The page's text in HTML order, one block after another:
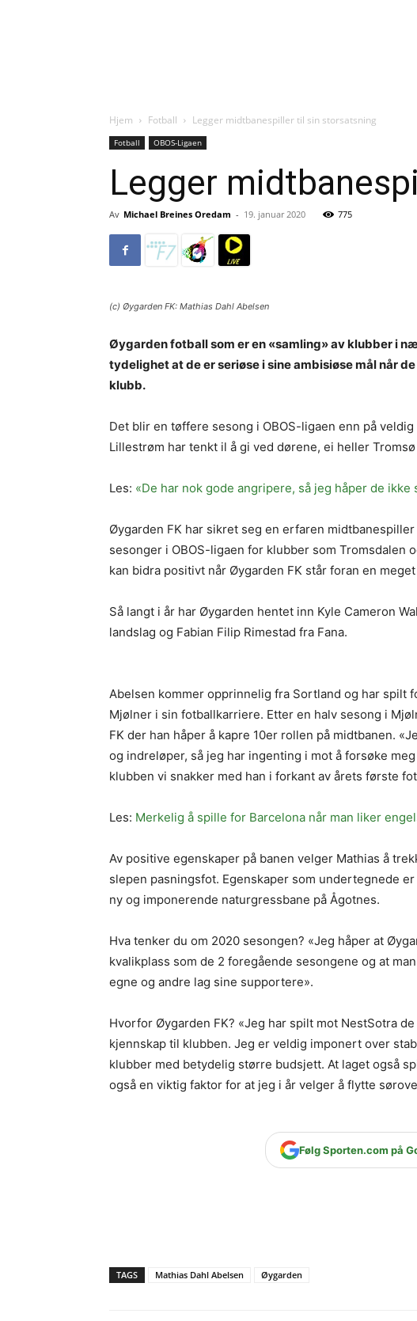
Hjem Fotball Legger midtbanespiller til sin storsatsning
Fotball OBOS-Ligaen
Legger
Av Michael Breines Oredam - 19. januar 2020 775
(c) Øygarden FK: Mathias Dahl Abelsen
Øygarden fotball som er en «samling» av klubber i
tydelighet at de er seriøse i sine ambisiøse mål når
klubb.
Det blir en tøffere sesong i OBOS-ligaen enn på
Lillestrøm har tenkt il å gi ved dørene, ei heller
Les: «De har nok gode angripere, så jeg håper de ikke
Øygarden FK har sikret seg en erfaren
sesonger i OBOS-ligaen for klubber som Tromsdalen
kan bidra positivt når Øygarden FK står foran en
Så langt i år har Øygarden hentet inn Kyle Cameron
landslag og Fabian Filip Rimestad fra Fana.
Abelsen kommer opprinnelig fra Sortland og har spilt
Mjølner i sin fotballkarriere. Etter en halv sesong i
FK der han håper å kapre 10er rollen på midtbanen.
og indreløper, så jeg har ingenting i mot å forsøke
klubben vi snakker med han i forkant av årets første
Les: Merkelig å spille for Barcelona når man liker
Av positive egenskaper på banen velger Mathias å
slepen pasningsfot. Egenskaper som undertegnede
ny og imponerende naturgressbane på Ågotnes.
Hva tenker du om 2020 sesongen? «Jeg håper at
kvalikplass som de 2 foregående sesongene og at
egne og andre lag sine supportere».
Hvorfor Øygarden FK? «Jeg har spilt mot NestSotra
kjennskap til klubben. Jeg er veldig imponert over
klubber med betydelig større budsjett. At laget også
også en viktig faktor for at jeg i år velger å flytte
Følg Sporten.com på
TAGS Mathias Dahl Abelsen Øygarden